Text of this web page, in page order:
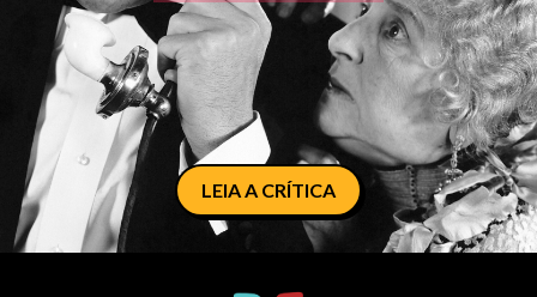
LEIA A CRÍTICA